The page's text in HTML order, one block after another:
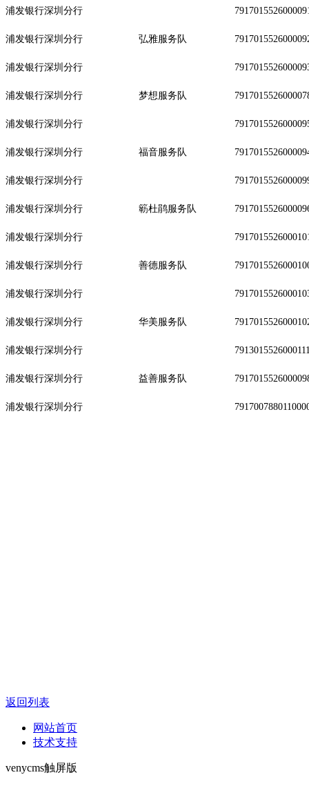
浦发银行深圳分行
浦发银行深圳分行 弘雅服务队
浦发银行深圳分行
浦发银行深圳分行 梦想服务队
浦发银行深圳分行
浦发银行深圳分行 福音服务队
浦发银行深圳分行
浦发银行深圳分行 簕杜鹃服务队
浦发银行深圳分行
浦发银行深圳分行 善德服务队
浦发银行深圳分行
浦发银行深圳分行 华美服务队
浦发银行深圳分行
浦发银行深圳分行 益善服务队
浦发银行深圳分行
返回列表
网站首页
技术支持
venycms触屏版